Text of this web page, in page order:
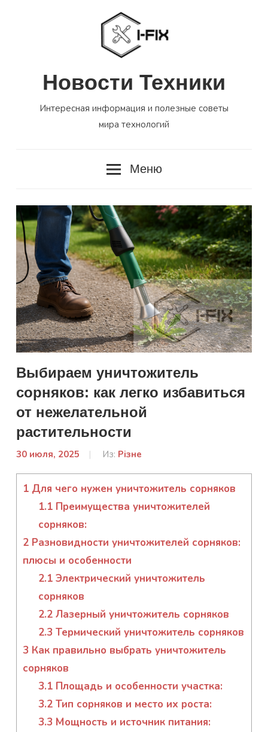
Новости Техники
Интересная информация и полезные советы
мира технологий
Меню
Выбираем уничтожитель
сорняков: как легко избавиться
от нежелательной
растительности
30 июля, 2025
От:
Юлія
Из: Різне
1 Для чего нужен уничтожитель сорняков
1.1Преимущества уничтожителей
сорняков:
2 Разновидности уничтожителей сорняков:
плюсы и особенности
2.1Электрический уничтожитель
сорняков
2.2Лазерный уничтожитель сорняков
2.3 Термический уничтожитель сорняков
3 Как правильно выбрать уничтожитель
сорняков
3.1Площадь и особенности участка:
3.2Тип сорняков и место их роста:
3.3 Мощность и источник питания: